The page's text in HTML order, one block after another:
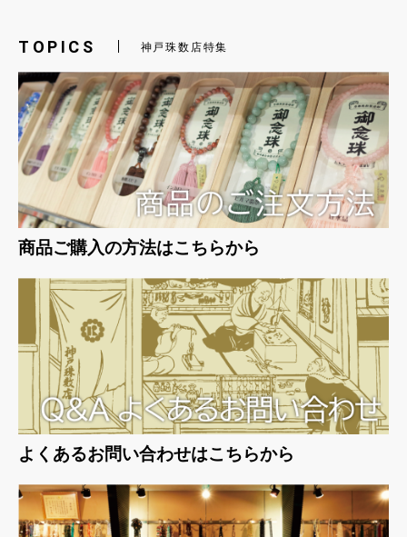
お買い物を続ける
TOPICS 神戸珠数店特集
商品ご購入の方法はこちらから
よくあるお問い合わせはこちらから